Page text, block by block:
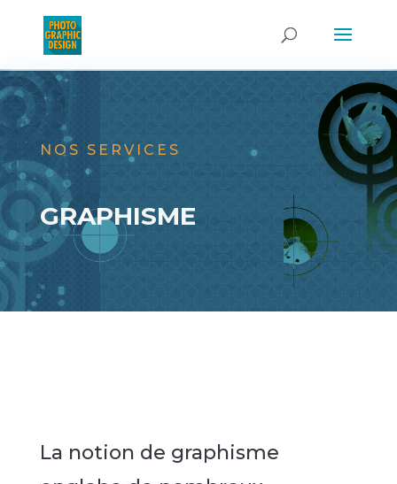
NOS SERVICES
GRAPHISME
La notion de graphisme